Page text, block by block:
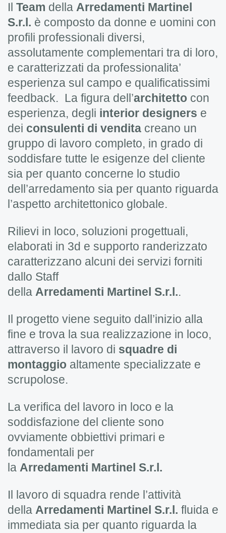
Il Team della Arredamenti Martinel
S.r.l. è composto da donne e uomini con
profili professionali diversi,
assolutamente complementari tra di loro,
e caratterizzati da professionalita’
esperienza sul campo e qualificatissimi
feedback. La figura dell’architetto con
esperienza, degli interior designers e
dei consulenti di vendita creano un
gruppo di lavoro completo, in grado di
soddisfare tutte le esigenze del cliente
sia per quanto concerne lo studio
dell’arredamento sia per quanto riguarda
l’aspetto architettonico globale.
Rilievi in loco, soluzioni progettuali,
elaborati in 3d e supporto randerizzato
caratterizzano alcuni dei servizi forniti
dallo Staff
della Arredamenti Martinel S.r.l..
Il progetto viene seguito dall’inizio alla
fine e trova la sua realizzazione in loco,
attraverso il lavoro di squadre di
montaggio altamente specializzate e
scrupolose.
La verifica del lavoro in loco e la
soddisfazione del cliente sono
ovviamente obbiettivi primari e
fondamentali per
la Arredamenti Martinel S.r.l.
Il lavoro di squadra rende l’attività
della Arredamenti Martinel S.r.l. fluida e
immediata sia per quanto riguarda la